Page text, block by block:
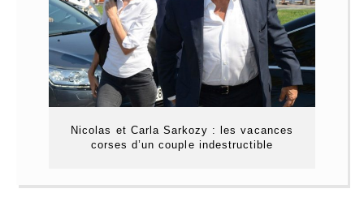
Nicolas et Carla Sarkozy : les vacances
corses d’un couple indestructible